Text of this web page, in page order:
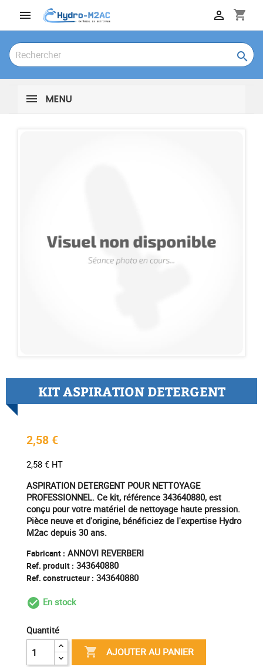
 shopping_cart


MENU
KIT ASPIRATION DETERGENT
2,58 €
2,58 € HT
ASPIRATION DETERGENT POUR NETTOYAGE
PROFESSIONNEL. Ce kit, référence 343640880, est
conçu pour votre matériel de nettoyage haute pression.
Pièce neuve et d'origine, bénéficiez de l'expertise Hydro
M2ac depuis 30 ans.
Fabricant : ANNOVI REVERBERI
Ref. produit : 343640880
Ref. constructeur : 343640880
check_circle_outline
En stock
Quantité
 AJOUTER AU PANIER